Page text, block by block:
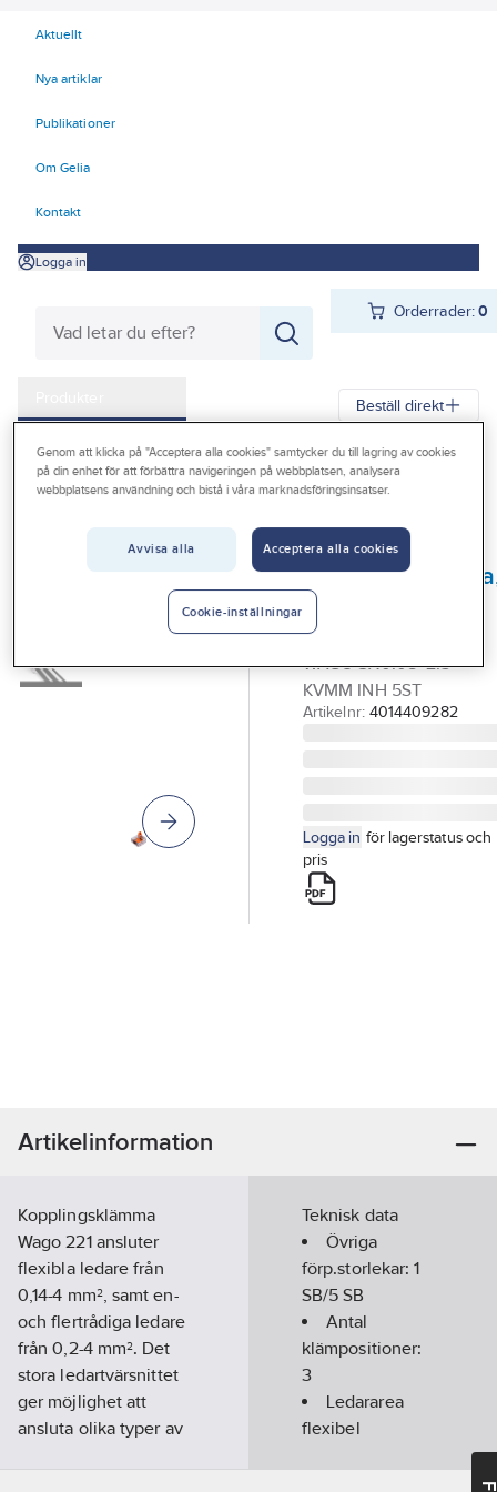
Aktuellt
Nya artiklar
Publikationer
Om Gelia
Kontakt
Logga in
Orderrader:0
Outlet
Vanliga frågor
Beställ direkt
Gelia Produkter Gelia El
Installationsmateriel
Förbindningsmateriel
Kopplingsklämma, kopplingslist
WAGO
KOPPLINGSKLÄMMA
WAGO 3X0.08- 2.5
KVMM INH 5ST
Artikelnr: 4014409282
Logga in för lagerstatus och
pris
Artikelinformation
Kopplingsklämma
Wago 221 ansluter
flexibla ledare från
0,14-4 mm², samt en-
och flertrådiga ledare
från 0,2-4 mm². Det
stora ledartvärsnittet
ger möjlighet att
ansluta olika typer av
Teknisk data
Övriga
förp.storlekar:1
SB/5 SB
Antal
klämpositioner:
3
Ledararea
flexibel
Genom att klicka på "Acceptera alla cookies" samtycker du till lagring av cookies
på din enhet för att förbättra navigeringen på webbplatsen, analysera
webbplatsens användning och bistå i våra marknadsföringsinsatser.
Avvisa alla Acceptera alla cookies
Cookie-inställningar